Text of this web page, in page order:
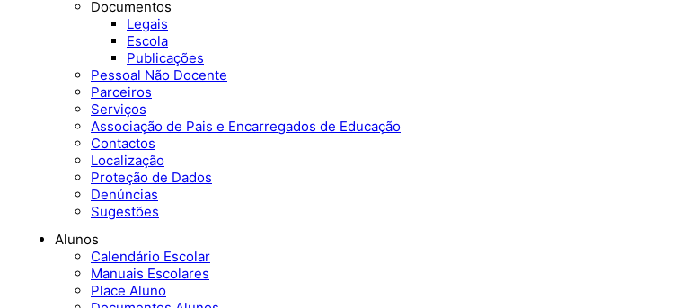
Documentos
Legais
Escola
Publicações
Pessoal Não Docente
Parceiros
Serviços
Associação de Pais e Encarregados de Educação
Contactos
Localização
Proteção de Dados
Denúncias
Sugestões
Alunos
Calendário Escolar
Manuais Escolares
Place Aluno